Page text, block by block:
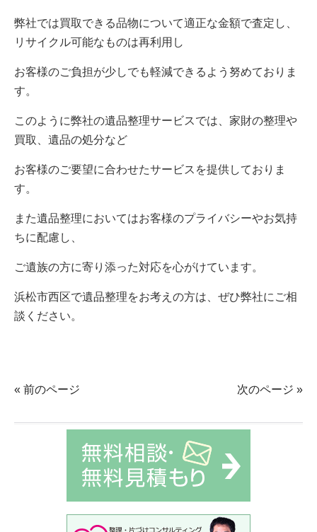
弊社では買取できる品物について適正な金額で査定し、
リサイクル可能なものは再利用し
お客様のご負担が少しでも軽減できるよう努めておりま
す。
このように弊社の遺品整理サービスでは、家財の整理や
買取、遺品の処分など
お客様のご要望に合わせたサービスを提供しておりま
す。
また遺品整理においてはお客様のプライバシーやお気持
ちに配慮し、
ご遺族の方に寄り添った対応を心がけています。
浜松市西区で遺品整理をお考えの方は、ぜひ弊社にご相
談ください。
« 前のページ 次のページ »